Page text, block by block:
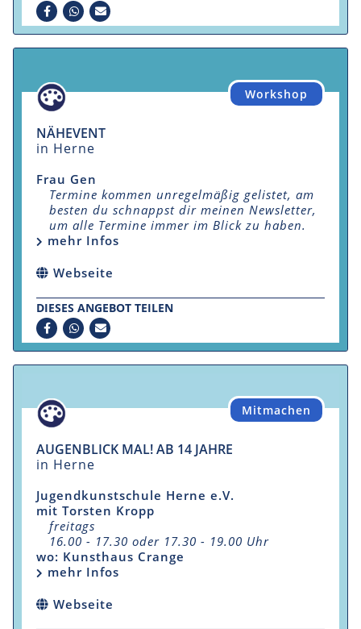
Workshop
NÄHEVENT
in Herne
Frau Gen
Termine kommen unregelmäßig gelistet, am
besten du schnappst dir meinen Newsletter,
um alle Termine immer im Blick zu haben.
mehr Infos
Webseite
DIESES ANGEBOT TEILEN
Mitmachen
AUGENBLICK MAL! AB 14 JAHRE
in Herne
Jugendkunstschule Herne e.V.
mit Torsten Kropp
freitags
16.00 - 17.30 oder 17.30 - 19.00 Uhr
wo: Kunsthaus Crange
mehr Infos
Webseite